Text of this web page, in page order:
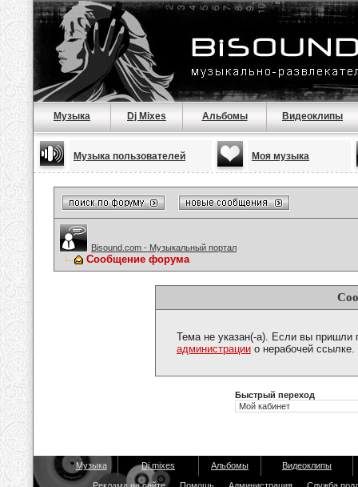
Музыка Dj Mixes Альбомы Видеоклипы
Музыка пользователей Моя музыка
Bisound.com - Музыкальный портал
Сообщение форума
Тема не указан(-а). Если вы пришли
администрации о нерабочей ссылке.
Быстрый переход
Музыка Dj mixes Альбомы Видеоклипы